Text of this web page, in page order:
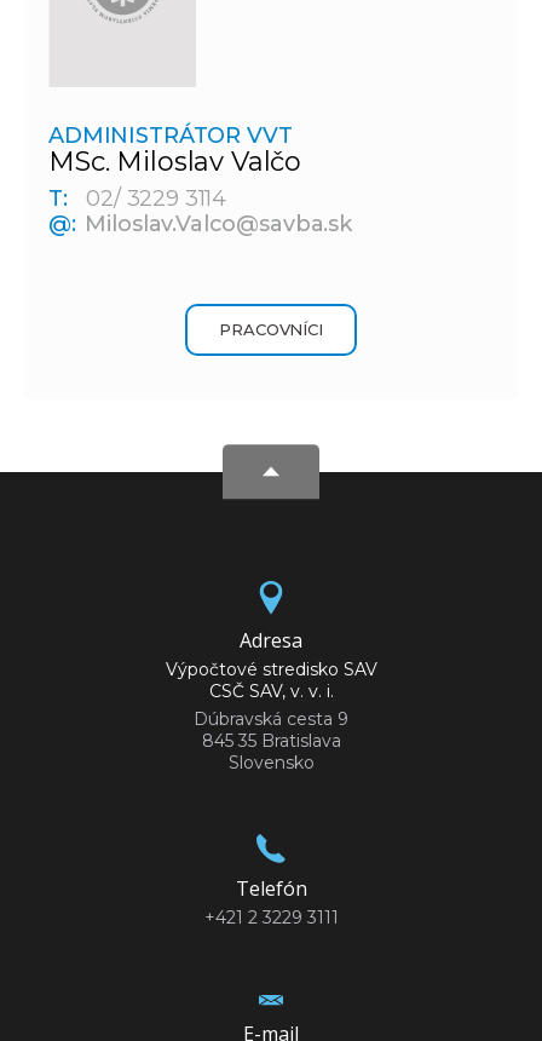
ADMINISTRÁTOR VVT
MSc. Miloslav Valčo
T:
02/ 3229 3114
@: Miloslav.Valco@savba.sk
PRACOVNÍCI
Adresa
Výpočtové stredisko SAV
CSČ SAV, v. v. i.
Dúbravská cesta 9
845 35 Bratislava
Slovensko
Telefón
+421 2 3229 3111
E-mail